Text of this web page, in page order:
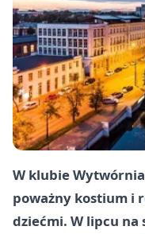
W klubie
poważny kostium i
dziećmi. W lipcu na